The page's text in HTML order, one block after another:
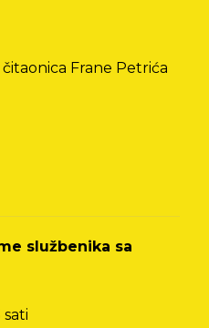
Frane Petrića
službenika sa
sati